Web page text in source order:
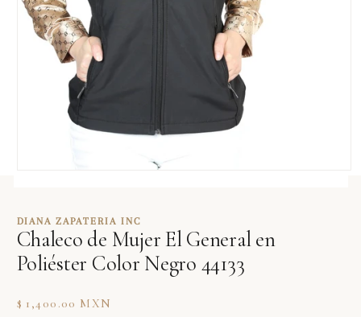
en
una
ventana
modal
DIANA ZAPATERIA INC
Chaleco de Mujer El General en
Poliéster Color Negro 44133
Precio
$ 1,400.00 MXN